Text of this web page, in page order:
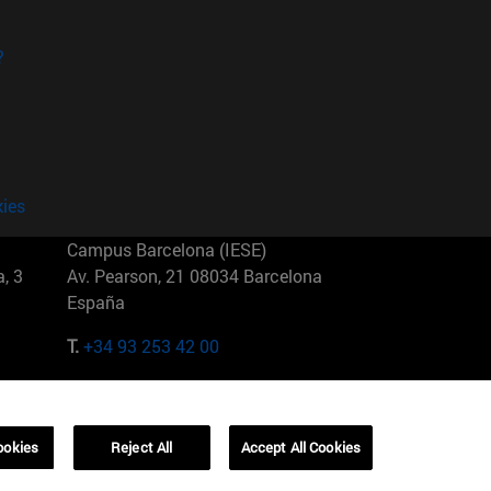
3
Campus Barcelona (IESE)
Av. Pearson, 21 08034 Barcelona
España
T.+34 93 253 42 00
01321001 Bela Vista Brasil
Reject All Accept All Cookies